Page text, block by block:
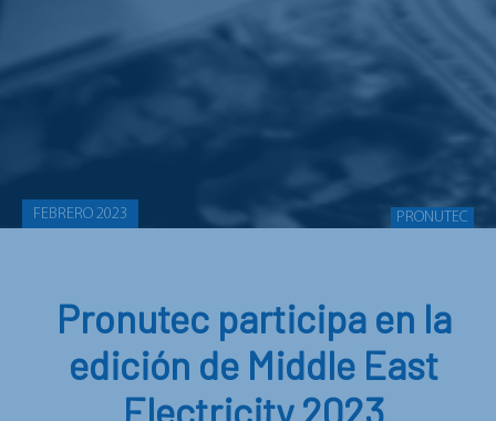
FEBRERO 2023 PRONUTEC
Pronutec participa en la
edición de Middle East
Electricity 2023